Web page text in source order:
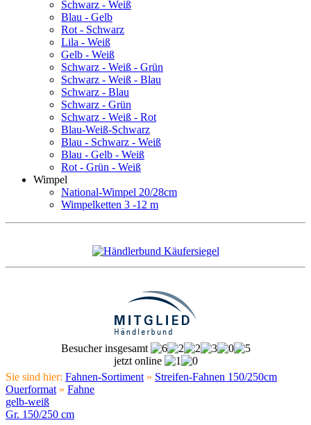
Schwarz - Weiß
Blau - Gelb
Rot - Schwarz
Lila - Weiß
Gelb - Weiß
Schwarz - Weiß - Grün
Schwarz - Weiß - Blau
Schwarz - Blau
Schwarz - Grün
Schwarz - Weiß - Rot
Blau-Weiß-Schwarz
Blau - Schwarz - Weiß
Blau - Gelb - Weiß
Rot - Grün - Weiß
Wimpel
National-Wimpel 20/28cm
Wimpelketten 3 -12 m
Besucher insgesamt
jetzt online
Sie sind hier: Fahnen-Sortiment » Streifen-Fahnen 150/250cm
Ouerformat » Fahne
gelb-weiß
Gr. 150/250 cm